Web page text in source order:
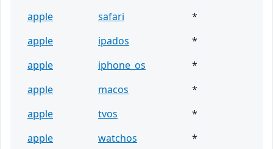
apple
safari
*
apple
ipados
*
apple
iphone_os
*
apple
macos
*
apple
tvos
*
apple
watchos *